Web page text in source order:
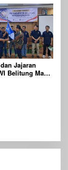
Jajaran
Belitung Masa